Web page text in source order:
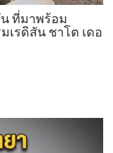
อนุรักษ์
ทะเล
จาก
ส่วน
ที่มาพร้อม
เรดิสัน ชาโต เดอ